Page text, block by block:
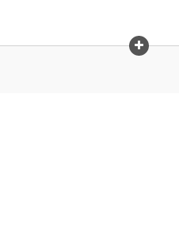
C'est si simple!